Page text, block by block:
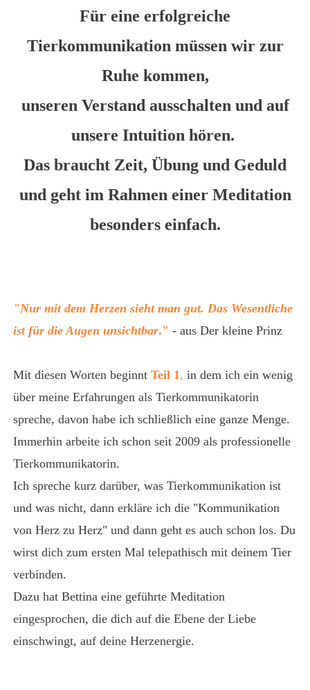
Für eine erfolgreiche
Tierkommunikation müssen wir zur
Ruhe kommen,
unseren Verstand ausschalten und auf
unsere Intuition hören.
Das braucht Zeit, Übung und Geduld
und geht im Rahmen einer Meditation
besonders einfach.
"Nur mit dem Herzen sieht man gut. Das Wesentliche
ist für die Augen unsichtbar." - aus Der kleine Prinz
Mit diesen Worten beginnt Teil 1 , in dem ich ein wenig
über meine Erfahrungen als Tierkommunikatorin
spreche, davon habe ich schließlich eine ganze Menge.
Immerhin arbeite ich schon seit 2009 als professionelle
Tierkommunikatorin.
Ich spreche kurz darüber, was Tierkommunikation ist
und was nicht, dann erkläre ich die "Kommunikation
von Herz zu Herz" und dann geht es auch schon los. Du
wirst dich zum ersten Mal telepathisch mit deinem Tier
verbinden.
Dazu hat Bettina eine geführte Meditation
eingesprochen, die dich auf die Ebene der Liebe
einschwingt, auf deine Herzenergie.